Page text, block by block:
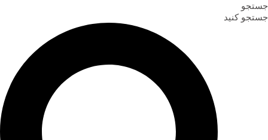
جستجو
جستجو کنید